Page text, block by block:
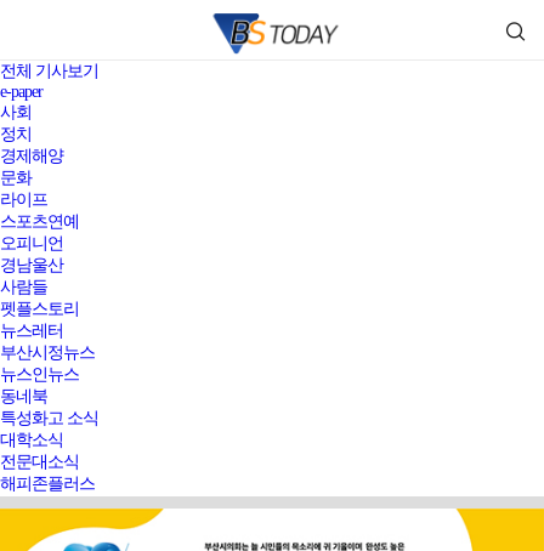
전체 기사보기
e-paper
사회
정치
경제해양
문화
라이프
스포츠연예
오피니언
경남울산
사람들
펫플스토리
뉴스레터
부산시정뉴스
뉴스인뉴스
동네북
특성화고 소식
대학소식
전문대소식
해피존플러스